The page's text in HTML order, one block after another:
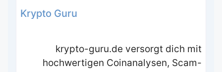
Krypto Guru
krypto-guru.de versorgt dich mit
hochwertigen Coinanalysen, Scam-